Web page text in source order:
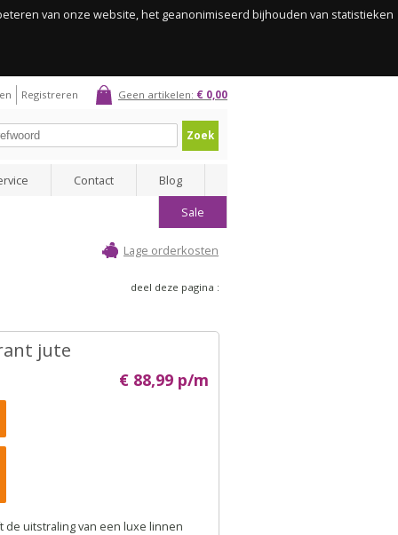
van onze website, het geanonimiseerd bijhouden van statistieken
Geen artikelen: € 0,00
Registreren
Zoek
Contact
Blog
Sale
Lage orderkosten
deel deze pagina :
jute
€ 88,99 p/m
uitstraling van een luxe linnen